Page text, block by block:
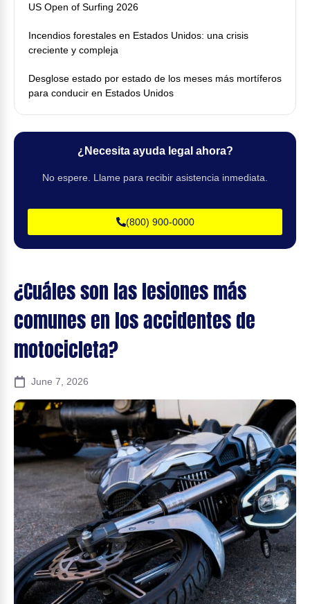
¿Cuáles son las lesiones más
comunes en los accidentes de
motocicleta?
June 7, 2026
US Open of Surfing 2026
Incendios forestales en Estados Unidos: una crisis
creciente y compleja
Desglose estado por estado de los meses más mortíferos
para conducir en Estados Unidos
¿Necesita ayuda legal ahora?
No espere. Llame para recibir asistencia inmediata.
(800) 900-0000